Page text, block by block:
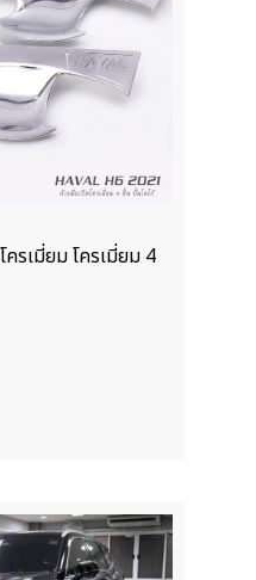
รเมี่ยม โครเมี่ยม 4